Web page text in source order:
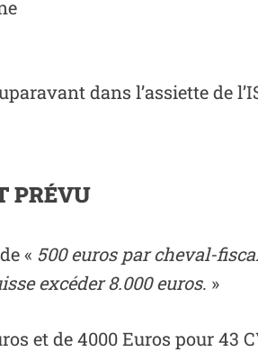
dans l’assiette de
PRÉVU
« 500 euros par cheval-
excéder 8.000 euros. »
et de 4000 Euros pour 43